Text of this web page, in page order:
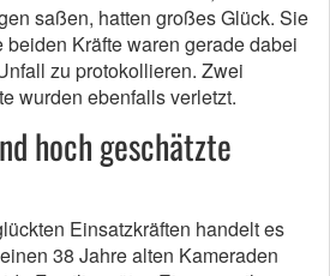
saßen, hatten großes Glück. Sie
Kräfte waren gerade dabei
zu protokollieren. Zwei
wurden ebenfalls verletzt.
hoch geschätzte
Einsatzkräften handelt es
38 Jahre alten Kameraden